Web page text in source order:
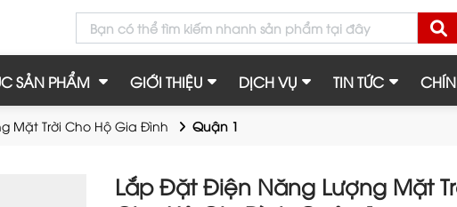
SẢN PHẨM GIỚI THIỆU DỊCH VỤ TIN TỨC
Mặt Trời Cho Hộ Gia Đình Quận 1
Lắp Đặt Điện Năng Lượng Mặt